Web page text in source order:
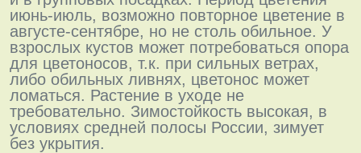
июнь-июль, возможно повторное цветение в
августе-сентябре, но не столь обильное. У
взрослых кустов может потребоваться опора
для цветоносов, т.к. при сильных ветрах,
либо обильных ливнях, цветонос может
ломаться. Растение в уходе не
требовательно. Зимостойкость высокая, в
условиях средней полосы России, зимует
без укрытия.